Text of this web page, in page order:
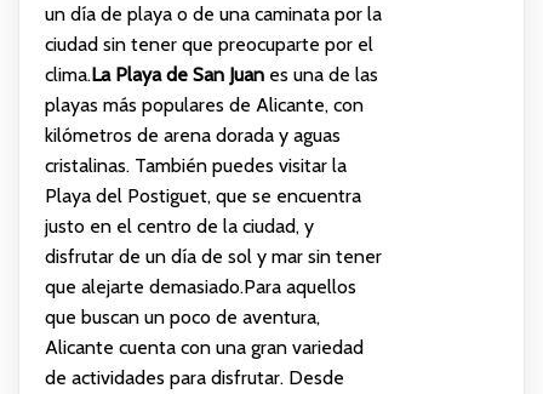
un día de playa o de una caminata por la
ciudad sin tener que preocuparte por el
clima.La Playa de San Juanes una de las
playas más populares de Alicante, con
kilómetros de arena dorada y aguas
cristalinas. También puedes visitar la
Playa del Postiguet, que se encuentra
justo en el centro de la ciudad, y
disfrutar de un día de sol y mar sin tener
que alejarte demasiado.Para aquellos
que buscan un poco de aventura,
Alicante cuenta con una gran variedad
de actividades para disfrutar. Desde